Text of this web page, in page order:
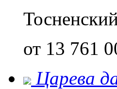
от 13 761
Царева